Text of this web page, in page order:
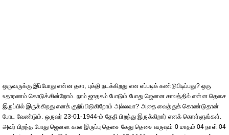
ஒருவருக்கு இப்போது என்ன தசா, புக்தி நடக்கிறது என எப்படிக் கண்டுபிடிப்பது? ஒரு
உதாரணம் கொடுக்கின்றோம். நாம் ஜாதகம் போடும் போது ஜெனன காலத்தில் என்ன தெசை
இருப்பில் இருக்கிறது எனக் குறிப்பிடுகிறோம் அல்லவா? அதை வைத்துக் கொண்டுதான்
போட வேண்டும். ஒருவர் 23-01-1944-ம் தேதி பிறந்து இருக்கிறார் எனக் கொள்ளுங்கள்.
அவர் பிறந்த போது ஜெனன கால இருப்பு தெசை கேது தெசை வருஷம் 0 மாதம் 04 நாள் 04